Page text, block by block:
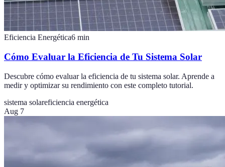
Eficiencia Energética6 min
Cómo Evaluar la Eficiencia de Tu Sistema Solar
Descubre cómo evaluar la eficiencia de tu sistema solar. Aprende a
medir y optimizar su rendimiento con este completo tutorial.
sistema solareficiencia energética
Aug 7